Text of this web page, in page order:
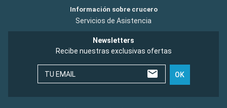
Información sobre crucero
Servicios de Asistencia
Newsletters
Recibe nuestras exclusivas ofertas
TU EMAIL OK